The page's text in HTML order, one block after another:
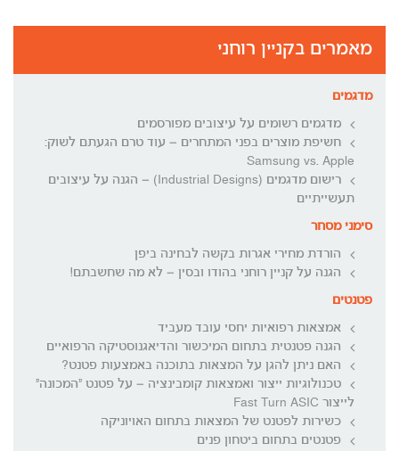
מאמרים בקניין רוחני
מדגמים
מדגמים רשומים על עיצובים מפורסמים
חשיפת מוצרים בפני המתחרים – עוד טרם הגעתם לשוק:
Samsung vs. Apple
רישום מדגמים (Industrial Designs) – הגנה על עיצובים
תעשייתיים
סימני מסחר
הורדת מחירי אגרות בקשה לבחינה ביפן
הגנה על קניין רוחני בהודו ובסין – לא מה שחשבתם!
פטנטים
אמצאות רפואיות יחסי עובד מעביד
הגנה פטנטית בתחום המיכשור והדיאגנוסטיקה הרפואיים
האם ניתן להגן על המצאות בתוכנה באמצעות פטנט?
טכנולוגיות ייצור ואמצאות קומבינציה – על פטנט "המכונה"
לייצור Fast Turn ASIC
כשירות לפטנט של המצאות בתחום האויוניקה
פטנטים בתחום ביטחון פנים